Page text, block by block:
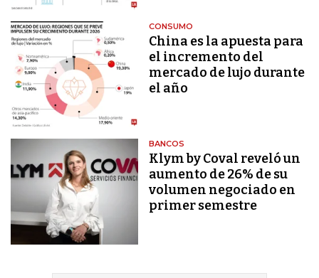
CONSUMO
China es la apuesta para
el incremento del
mercado de lujo durante
el año
BANCOS
Klym by Coval reveló un
aumento de 26% de su
volumen negociado en
primer semestre